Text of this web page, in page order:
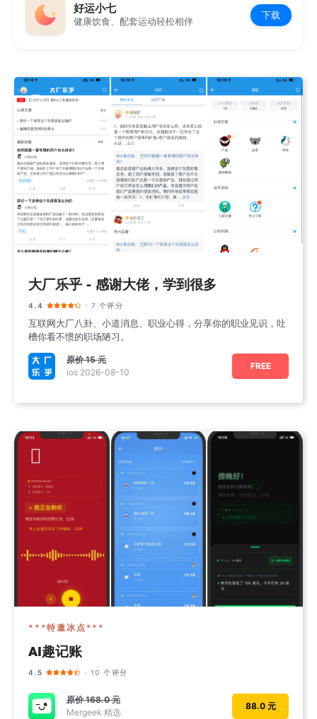
好运小七
健康饮食、配套运动轻松相伴
下载
大厂乐乎 - 感谢大佬，学到很多
4.4 · 7 个评分
互联网大厂八卦、小道消息、职业心得，分享你的职业见识，吐
槽你看不惯的职场陋习。
原价15 元
ios 2026-08-10
FREE
***特邀冰点***
AI趣记账
4.5 · 10 个评分
原价168.0 元
Mergeek 精选
88.0 元